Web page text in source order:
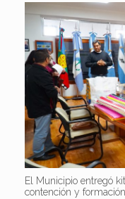
El Municipio entregó
contención y formación